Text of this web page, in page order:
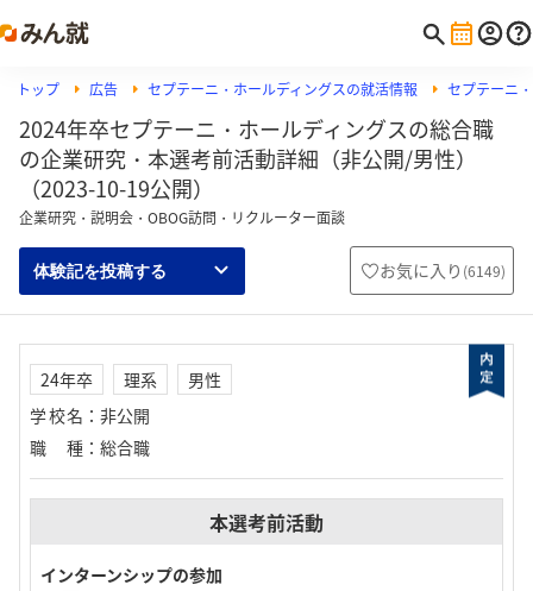
トップ 広告 セプテーニ・ホールディングスの就活情報 セプテーニ
2024年卒セプテーニ・ホールディングスの総合職
の企業研究・本選考前活動詳細（非公開/男性）
（2023-10-19公開）
企業研究・説明会・OBOG訪問・リクルーター面談
体験記を投稿する お気に入り (6149)
24年卒 理系
男性
学校名 ： 非公開
職種 ： 総合職
本選考前活動
インターンシップの参加